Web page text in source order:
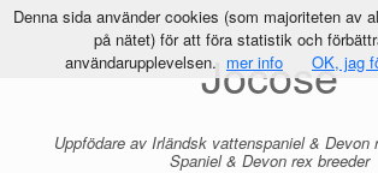
Jocose
Uppfödare av Irländsk vattenspaniel & Devon
Spaniel & Devon rex breeder
Denna sida använder cookies (som majoriteten av
på nätet) för att föra statistik och
användarupplevelsen. mer info OK, jag